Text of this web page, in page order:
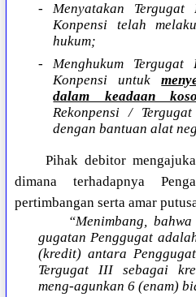
- Menyatakan Tergugat
Konpensi telah
hukum;
- Menghukum Tergugat
Konpensi untuk
dalam keadaan
Rekonpensi /
dengan bantuan alat
Pihak debitor
dimana terhadapnya
pertimbangan serta amar
“Menimbang,
gugatan Penggugat
(kredit) antara
Tergugat III sebagai
meng-agunkan 6 (enam)